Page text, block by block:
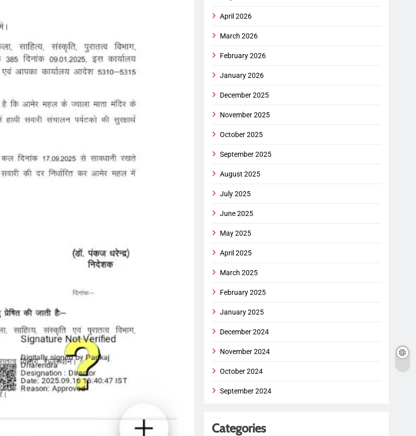
April 2026
March 2026
February 2026
January 2026
December 2025
November 2025
October 2025
September 2025
August 2025
July 2025
June 2025
May 2025
April 2025
March 2025
February 2025
January 2025
December 2024
November 2024
October 2024
September 2024
Categories